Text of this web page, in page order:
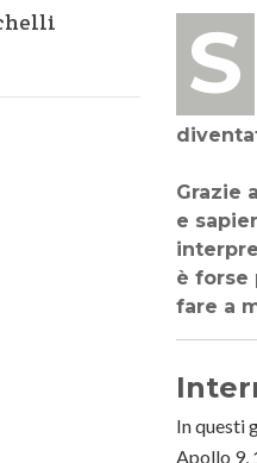
Siamo immersi in un mondo tecnologico che ci obbliga a cercare di capire cosa
Grazie
e
è forse
fare a
In questi
Apollo 9,